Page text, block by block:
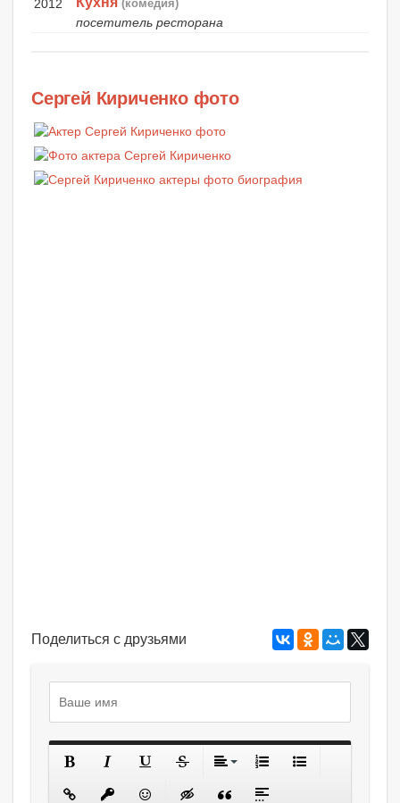
2012 (комедия)
посетитель ресторана
Сергей Кириченко фото
Поделиться с друзьями